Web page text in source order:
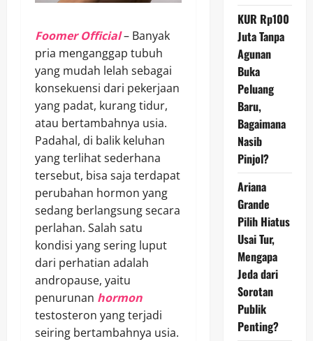
Foomer Official– Banyak
pria menganggap tubuh
yang mudah lelah sebagai
konsekuensi dari pekerjaan
yang padat, kurang tidur,
atau bertambahnya usia.
Padahal, di balik keluhan
yang terlihat sederhana
tersebut, bisa saja terdapat
perubahan hormon yang
sedang berlangsung secara
perlahan. Salah satu
kondisi yang sering luput
dari perhatian adalah
andropause, yaitu
penurunan hormon
testosteron yang terjadi
seiring bertambahnya usia.
KUR Rp100
Juta Tanpa
Agunan
Buka
Peluang
Baru,
Bagaimana
Nasib
Pinjol?
Ariana
Grande
Pilih Hiatus
Usai Tur,
Mengapa
Jeda dari
Sorotan
Publik
Penting?